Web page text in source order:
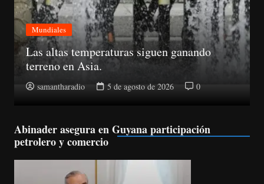
Mundiales
Un portavoz de la OTAN dijo que el dron se
encontraba cerca de cuatro aeronaves de
carga ucraniana Antonov.
samantharadio 5 de agosto de 2026 0
Abinader asegura en Guyana participación
petrolero y comercio